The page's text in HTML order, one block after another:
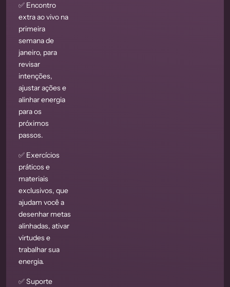
✅ Encontro
extra ao vivo na
primeira
semana de
janeiro, para
revisar
intenções,
ajustar ações e
alinhar energia
para os
próximos
passos.
✅ Exercícios
práticos e
materiais
exclusivos, que
ajudam você a
desenhar metas
alinhadas, ativar
virtudes e
trabalhar sua
energia.
✅ Suporte